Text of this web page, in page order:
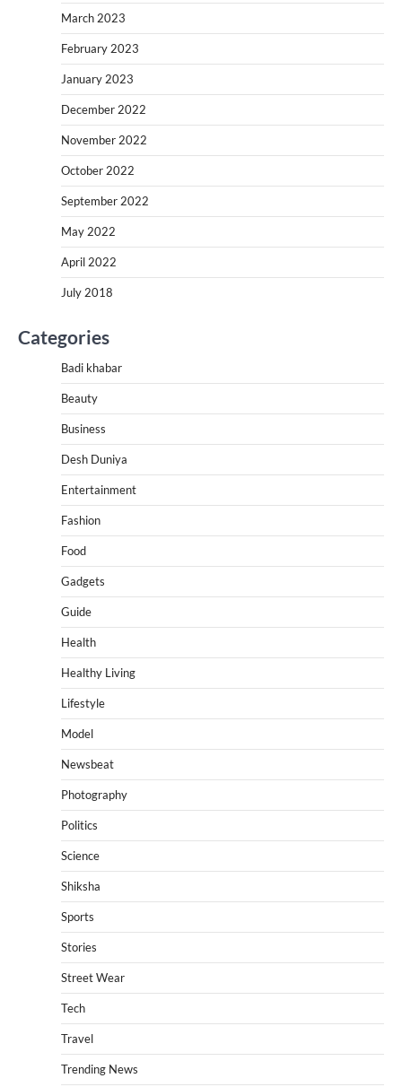
March 2023
February 2023
January 2023
December 2022
November 2022
October 2022
September 2022
May 2022
April 2022
July 2018
Categories
Badi khabar
Beauty
Business
Desh Duniya
Entertainment
Fashion
Food
Gadgets
Guide
Health
Healthy Living
Lifestyle
Model
Newsbeat
Photography
Politics
Science
Shiksha
Sports
Stories
Street Wear
Tech
Travel
Trending News